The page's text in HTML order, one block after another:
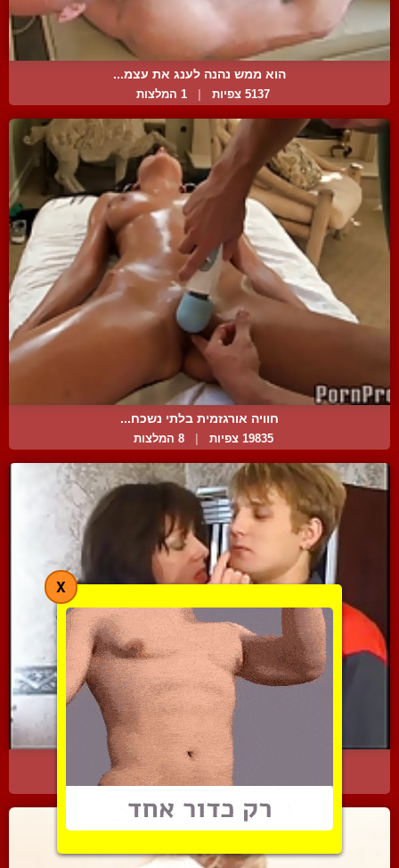
הוא ממש נהנה לענג את עצמ...
5137 צפיות 1 המלצות
חוויה אורגזמית בלתי נשכח...
19835 צפיות 8 המלצות
הבוסית מפתה במשרד את העו...
| 12 המלצות
X